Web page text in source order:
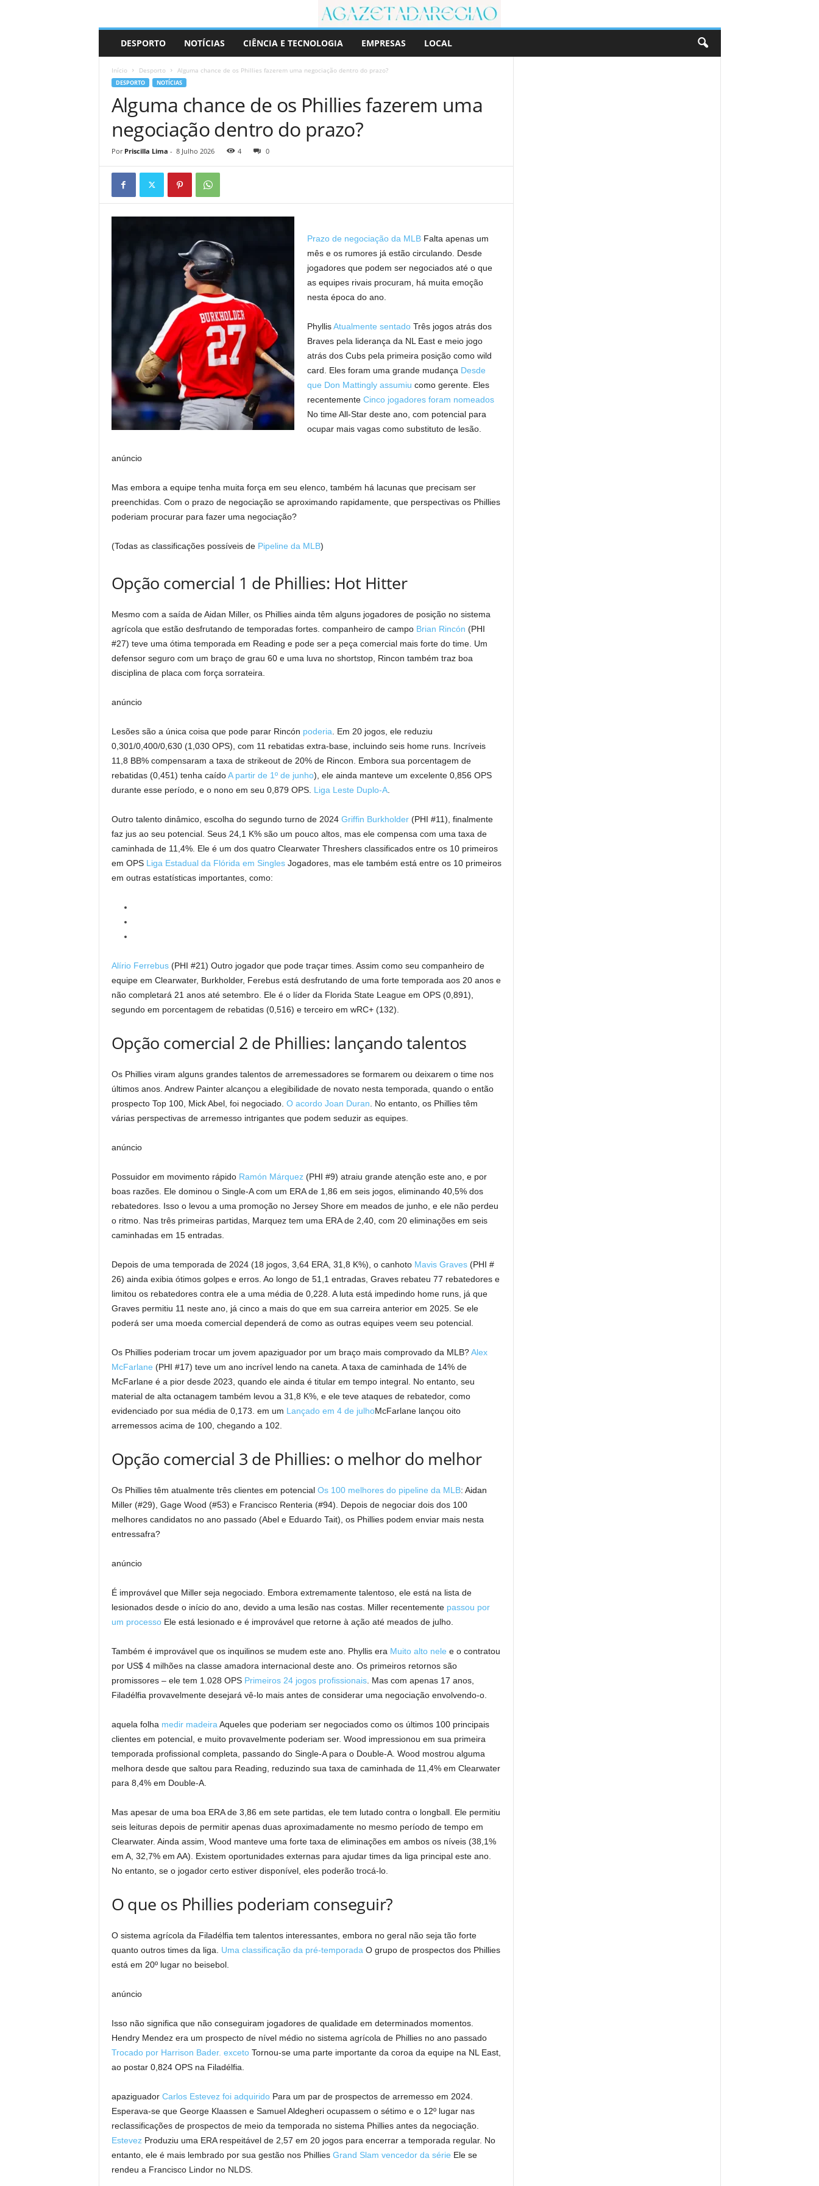
r
DESPORTO NOTÍCIAS CIÊNCIA E TECNOLOGIA EMPRESAS LOCAL
Início Desporto Alguma chance de os Phillies fazerem uma negociação dentro do prazo?
DESPORTO NOTÍCIAS
Alguma chance de os Phillies fazerem uma
negociação dentro do prazo?
Por Priscilla Lima - 8 Julho 2026 4 0
Prazo de negociação da MLBFalta apenas um
mês e os rumores já estão circulando. Desde
jogadores que podem ser negociados até o que
as equipes rivais procuram, há muita emoção
nesta época do ano.
PhyllisAtualmente sentadoTrês jogos atrás dos
Braves pela liderança da NL East e meio jogo
atrás dos Cubs pela primeira posição como wild
card. Eles foram uma grande mudança Desde
que Don Mattingly assumiu como gerente. Eles
recentemente Cinco jogadores foram nomeados
No time All-Star deste ano, com potencial para
ocupar mais vagas como substituto de lesão.
anúncio
Mas embora a equipe tenha muita força em seu elenco, também há lacunas que precisam ser
preenchidas. Com o prazo de negociação se aproximando rapidamente, que perspectivas os Phillies
poderiam procurar para fazer uma negociação?
(Todas as classificações possíveis de Pipeline da MLB)
Opção comercial 1 de Phillies: Hot Hitter
Mesmo com a saída de Aidan Miller, os Phillies ainda têm alguns jogadores de posição no sistema
agrícola que estão desfrutando de temporadas fortes. companheiro de campo Brian Rincón (PHI
#27) teve uma ótima temporada em Reading e pode ser a peça comercial mais forte do time. Um
defensor seguro com um braço de grau 60 e uma luva no shortstop, Rincon também traz boa
disciplina de placa com força sorrateira.
anúncio
Lesões são a única coisa que pode parar Rincón poderia . Em 20 jogos, ele reduziu
0,301/0,400/0,630 (1,030 OPS), com 11 rebatidas extra-base, incluindo seis home runs. Incríveis
11,8 BB% compensaram a taxa de strikeout de 20% de Rincon. Embora sua porcentagem de
rebatidas (0,451) tenha caídoA partir de 1º de junho), ele ainda manteve um excelente 0,856 OPS
durante esse período, e o nono em seu 0,879 OPS. Liga Leste Duplo-A.
Outro talento dinâmico, escolha do segundo turno de 2024 Griffin Burkholder(PHI #11), finalmente
faz jus ao seu potencial. Seus 24,1 K% são um pouco altos, mas ele compensa com uma taxa de
caminhada de 11,4%. Ele é um dos quatro Clearwater Threshers classificados entre os 10 primeiros
em OPS Liga Estadual da Flórida em SinglesJogadores, mas ele também está entre os 10 primeiros
em outras estatísticas importantes, como:
Alírio Ferrebus(PHI #21) Outro jogador que pode traçar times. Assim como seu companheiro de
equipe em Clearwater, Burkholder, Ferebus está desfrutando de uma forte temporada aos 20 anos e
não completará 21 anos até setembro. Ele é o líder da Florida State League em OPS (0,891),
segundo em porcentagem de rebatidas (0,516) e terceiro em wRC+ (132).
Opção comercial 2 de Phillies: lançando talentos
Os Phillies viram alguns grandes talentos de arremessadores se formarem ou deixarem o time nos
últimos anos. Andrew Painter alcançou a elegibilidade de novato nesta temporada, quando o então
prospecto Top 100, Mick Abel, foi negociado. O acordo Joan Duran . No entanto, os Phillies têm
várias perspectivas de arremesso intrigantes que podem seduzir as equipes.
anúncio
Possuidor em movimento rápido Ramón Márquez(PHI #9) atraiu grande atenção este ano, e por
boas razões. Ele dominou o Single-A com um ERA de 1,86 em seis jogos, eliminando 40,5% dos
rebatedores. Isso o levou a uma promoção no Jersey Shore em meados de junho, e ele não perdeu
o ritmo. Nas três primeiras partidas, Marquez tem uma ERA de 2,40, com 20 eliminações em seis
caminhadas em 15 entradas.
Depois de uma temporada de 2024 (18 jogos, 3,64 ERA, 31,8 K%), o canhoto Mavis Graves(PHI #
26) ainda exibia ótimos golpes e erros. Ao longo de 51,1 entradas, Graves rebateu 77 rebatedores e
limitou os rebatedores contra ele a uma média de 0,228. A luta está impedindo home runs, já que
Graves permitiu 11 neste ano, já cinco a mais do que em sua carreira anterior em 2025. Se ele
poderá ser uma moeda comercial dependerá de como as outras equipes veem seu potencial.
Os Phillies poderiam trocar um jovem apaziguador por um braço mais comprovado da MLB?Alex
McFarlane (PHI #17) teve um ano incrível lendo na caneta. A taxa de caminhada de 14% de
McFarlane é a pior desde 2023, quando ele ainda é titular em tempo integral. No entanto, seu
material de alta octanagem também levou a 31,8 K%, e ele teve ataques de rebatedor, como
evidenciado por sua média de 0,173. em um Lançado em 4 de julhoMcFarlane lançou oito
arremessos acima de 100, chegando a 102.
Opção comercial 3 de Phillies: o melhor do melhor
Os Phillies têm atualmente três clientes em potencial Os 100 melhores do pipeline da MLB: Aidan
Miller (#29), Gage Wood (#53) e Francisco Renteria (#94). Depois de negociar dois dos 100
melhores candidatos no ano passado (Abel e Eduardo Tait), os Phillies podem enviar mais nesta
entressafra?
anúncio
É improvável que Miller seja negociado. Embora extremamente talentoso, ele está na lista de
lesionados desde o início do ano, devido a uma lesão nas costas. Miller recentemente passou por
um processoEle está lesionado e é improvável que retorne à ação até meados de julho.
Também é improvável que os inquilinos se mudem este ano. Phyllis era Muito alto nele e o contratou
por US$ 4 milhões na classe amadora internacional deste ano. Os primeiros retornos são
promissores – ele tem 1.028 OPS Primeiros 24 jogos profissionais. Mas com apenas 17 anos,
Filadélfia provavelmente desejará vê-lo mais antes de considerar uma negociação envolvendo-o.
aquela folha medir madeira Aqueles que poderiam ser negociados como os últimos 100 principais
clientes em potencial, e muito provavelmente poderiam ser. Wood impressionou em sua primeira
temporada profissional completa, passando do Single-A para o Double-A. Wood mostrou alguma
melhora desde que saltou para Reading, reduzindo sua taxa de caminhada de 11,4% em Clearwater
para 8,4% em Double-A.
Mas apesar de uma boa ERA de 3,86 em sete partidas, ele tem lutado contra o longball. Ele permitiu
seis leituras depois de permitir apenas duas aproximadamente no mesmo período de tempo em
Clearwater. Ainda assim, Wood manteve uma forte taxa de eliminações em ambos os níveis (38,1%
em A, 32,7% em AA). Existem oportunidades externas para ajudar times da liga principal este ano.
No entanto, se o jogador certo estiver disponível, eles poderão trocá-lo.
O que os Phillies poderiam conseguir?
O sistema agrícola da Filadélfia tem talentos interessantes, embora no geral não seja tão forte
quanto outros times da liga. Uma classificação da pré-temporada O grupo de prospectos dos Phillies
está em 20º lugar no beisebol.
anúncio
Isso não significa que não conseguiram jogadores de qualidade em determinados momentos.
Hendry Mendez era um prospecto de nível médio no sistema agrícola de Phillies no ano passado
Trocado por Harrison Bader. excetoTornou-se uma parte importante da coroa da equipe na NL East,
ao postar 0,824 OPS na Filadélfia.
apaziguador Carlos Estevez foi adquiridoPara um par de prospectos de arremesso em 2024.
Esperava-se que George Klaassen e Samuel Aldegheri ocupassem o sétimo e o 12º lugar nas
reclassificações de prospectos de meio da temporada no sistema Phillies antes da negociação.
EstevezProduziu uma ERA respeitável de 2,57 em 20 jogos para encerrar a temporada regular. No
entanto, ele é mais lembrado por sua gestão nos Phillies Grand Slam vencedor da série Ele se
rendeu a Francisco Lindor no NLDS.